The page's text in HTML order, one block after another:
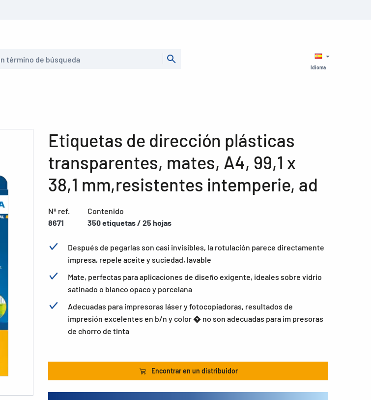
Idioma
Etiquetas de dirección plásticas
transparentes, mates, A4, 99,1 x
38,1 mm,resistentes intemperie, ad
Nº ref.
8671
Contenido
350 etiquetas / 25 hojas
Después de pegarlas son casi invisibles, la rotulación parece directamente
impresa, repele aceite y suciedad, lavable
Mate, perfectas para aplicaciones de diseño exigente, ideales sobre vidrio
satinado o blanco opaco y porcelana
Adecuadas para impresoras láser y fotocopiadoras, resultados de
impresión excelentes en b/n y color � no son adecuadas para im presoras
de chorro de tinta
Encontrar en un distribuidor